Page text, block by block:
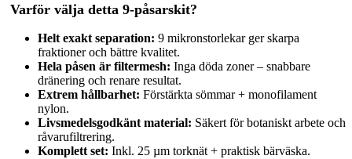
Varför välja detta 9-påsarskit?
Helt exakt separation: 9 mikronstorlekar ger skarpa
fraktioner och bättre kvalitet.
Hela påsen är filtermesh: Inga döda zoner – snabbare
dränering och renare resultat.
Extrem hållbarhet: Förstärkta sömmar + monofilament
nylon.
Livsmedelsgodkänt material: Säkert för botaniskt arbete och
råvarufiltrering.
Komplett set: Inkl. 25 µm torknät + praktisk bärväska.